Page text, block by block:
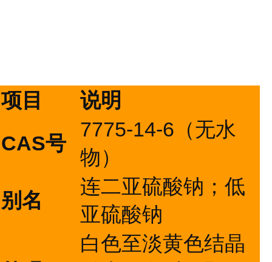
项目
说明
CAS号
7775-14-6（无水
物）
别名
连二亚硫酸钠；低
亚硫酸钠
白色至淡黄色结晶